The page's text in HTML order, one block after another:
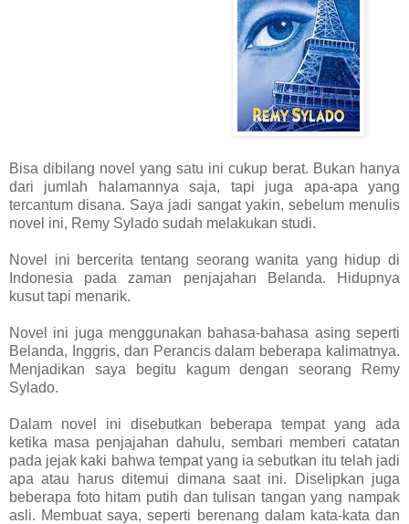
Bisa dibilang novel yang satu ini cukup berat. Bukan hanya
dari jumlah halamannya saja, tapi juga apa-apa yang
tercantum disana. Saya jadi sangat yakin, sebelum menulis
novel ini, Remy Sylado sudah melakukan studi.
Novel ini bercerita tentang seorang wanita yang hidup di
Indonesia pada zaman penjajahan Belanda. Hidupnya
kusut tapi menarik.
Novel ini juga menggunakan bahasa-bahasa asing seperti
Belanda, Inggris, dan Perancis dalam beberapa kalimatnya.
Menjadikan saya begitu kagum dengan seorang Remy
Sylado.
Dalam novel ini disebutkan beberapa tempat yang ada
ketika masa penjajahan dahulu, sembari memberi catatan
pada jejak kaki bahwa tempat yang ia sebutkan itu telah jadi
apa atau harus ditemui dimana saat ini. Diselipkan juga
beberapa foto hitam putih dan tulisan tangan yang nampak
asli. Membuat saya, seperti berenang dalam kata-kata dan